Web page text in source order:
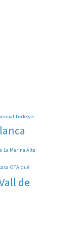
bodegas
La Marina Alta
OTA qué
de